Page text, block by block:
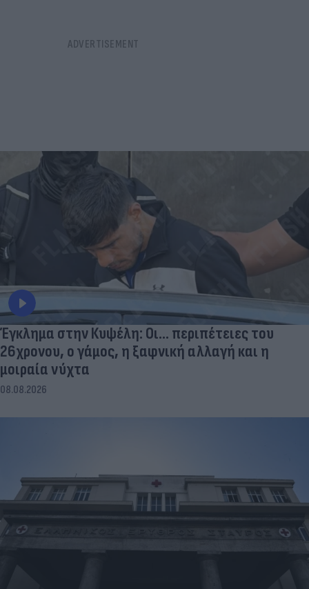
Έγκλημα στην Κυψέλη: Οι... περιπέτειες του
26χρονου, ο γάμος, η ξαφνική αλλαγή και η
μοιραία νύχτα
08.08.2026